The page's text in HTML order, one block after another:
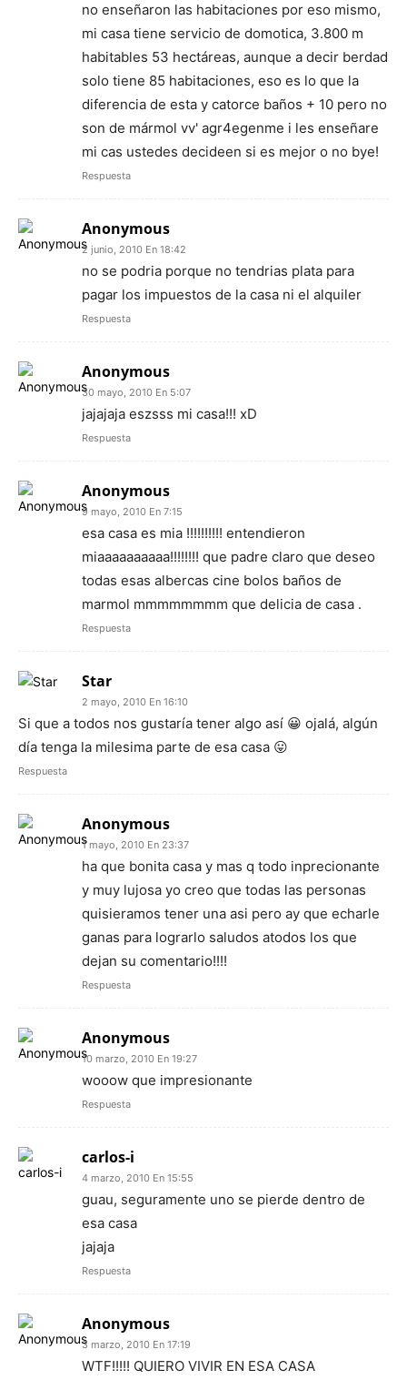
no enseñaron las habitaciones por eso mismo,
mi casa tiene servicio de domotica, 3.800 m
habitables 53 hectáreas, aunque a decir berdad
solo tiene 85 habitaciones, eso es lo que la
diferencia de esta y catorce baños + 10 pero no
son de mármol vv' agr4egenme i les enseñare
mi cas ustedes decideen si es mejor o no bye!
Respuesta
Anonymous
2 junio, 2010 En 18:42
no se podria porque no tendrias plata para
pagar los impuestos de la casa ni el alquiler
Respuesta
Anonymous
30 mayo, 2010 En 5:07
jajajaja eszsss mi casa!!! xD
Respuesta
Anonymous
9 mayo, 2010 En 7:15
esa casa es mia !!!!!!!!!! entendieron
miaaaaaaaaaa!!!!!!!! que padre claro que deseo
todas esas albercas cine bolos baños de
marmol mmmmmmmm que delicia de casa .
Respuesta
Star
2 mayo, 2010 En 16:10
Si que a todos nos gustaría tener algo así 😀 ojalá, algún
día tenga la milesima parte de esa casa 😛
Respuesta
Anonymous
1 mayo, 2010 En 23:37
ha que bonita casa y mas q todo inprecionante
y muy lujosa yo creo que todas las personas
quisieramos tener una asi pero ay que echarle
ganas para lograrlo saludos atodos los que
dejan su comentario!!!!
Respuesta
Anonymous
10 marzo, 2010 En 19:27
wooow que impresionante
Respuesta
carlos-i
4 marzo, 2010 En 15:55
guau, seguramente uno se pierde dentro de
esa casa
jajaja
Respuesta
Anonymous
3 marzo, 2010 En 17:19
WTF!!!!! QUIERO VIVIR EN ESA CASA